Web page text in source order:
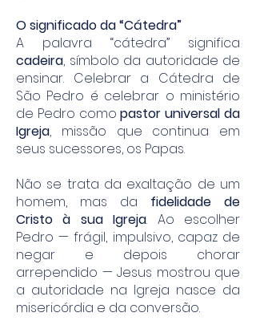
O significado da “Cátedra”
A palavra “cátedra” significa
cadeira, símbolo da autoridade de
ensinar. Celebrar a Cátedra de
São Pedro é celebrar o ministério
de Pedro comopastor universal da
Igreja, missão que continua em
seus sucessores, os Papas.
Não se trata da exaltação de um
homem, mas da fidelidade de
Cristo à sua Igreja. Ao escolher
Pedro — frágil, impulsivo, capaz de
negar e depois chorar
arrependido — Jesus mostrou que
a autoridade na Igreja nasce da
misericórdia e da conversão.